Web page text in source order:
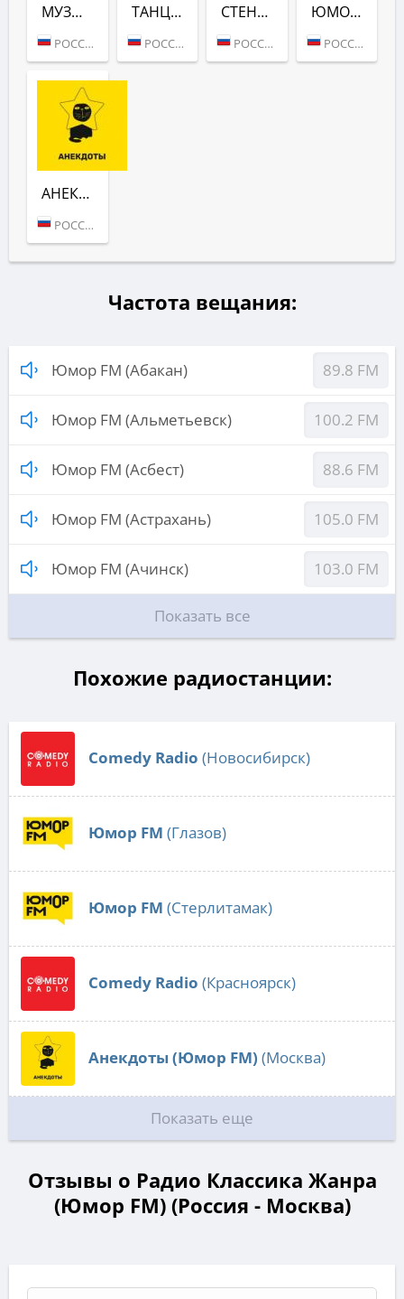
МУЗЫКА (ЮМОР FM)
РОССИЯ (МОСКВА)
ТАНЦУЮТ ВСЕ! (ЮМОР FM)
РОССИЯ (МОСКВА)
СТЕНДАПЫ (ЮМОР FM)
РОССИЯ (МОСКВА)
ЮМОР NON-STOP (ЮМОР FM)
РОССИЯ (МОСКВА)
АНЕКДОТЫ (ЮМОР FM)
РОССИЯ (МОСКВА)
Частота вещания:
Юмор FM (Абакан) 89.8 FM
Юмор FM (Альметьевск) 100.2 FM
Юмор FM (Асбест) 88.6 FM
Юмор FM (Астрахань) 105.0 FM
Юмор FM (Ачинск) 103.0 FM
Показать все
Похожие радиостанции:
Comedy Radio (Новосибирск)
Юмор FM (Глазов)
Юмор FM (Стерлитамак)
Comedy Radio (Красноярск)
Анекдоты (Юмор FM) (Москва)
Показать еще
Отзывы о Радио Классика Жанра
(Юмор FM) (Россия - Москва)